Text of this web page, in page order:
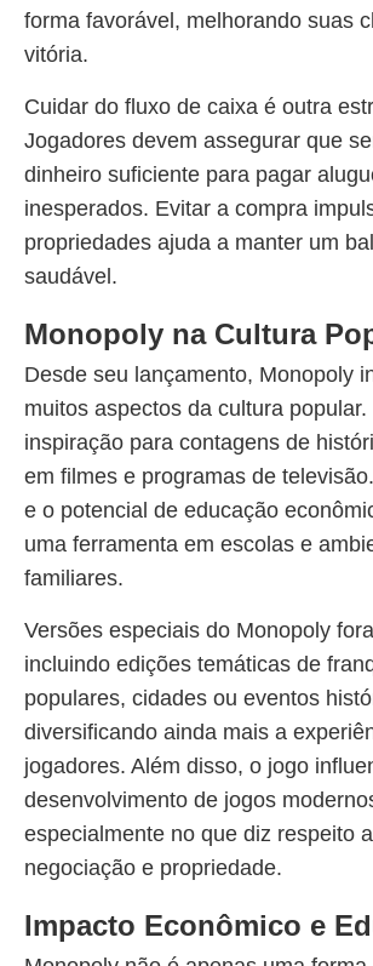
forma favorável, melhorando suas
vitória.
Cuidar do fluxo de caixa é outra
Jogadores devem assegurar que
dinheiro suficiente para pagar
inesperados. Evitar a compra
propriedades ajuda a manter um
saudável.
Monopoly na Cultura
Desde seu lançamento, Monopoly
muitos aspectos da cultura
inspiração para contagens de
em filmes e programas de
e o potencial de educação
uma ferramenta em escolas e
familiares.
Versões especiais do Monopoly
incluindo edições temáticas de
populares, cidades ou eventos
diversificando ainda mais a
jogadores. Além disso, o jogo
desenvolvimento de jogos
especialmente no que diz respeito
negociação e propriedade.
Impacto Econômico e